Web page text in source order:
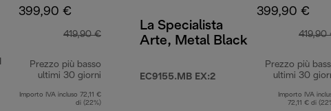
399,90 €
419,90 €
Prezzo più basso
ultimi 30 giorni
Importo IVA incluso 72,11 €
di (22%)
La Specialista
Arte, Metal Black
EC9155.MB EX:2
399,90 €
419,90
Prezzo più
ultimi 30
Importo IVA
72,11 € di